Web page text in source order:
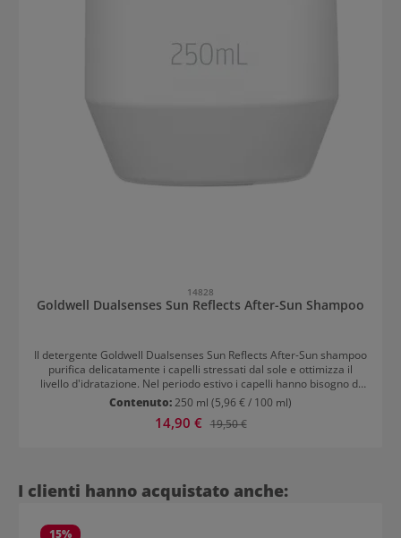
14828
Goldwell Dualsenses Sun Reflects After-Sun Shampoo
Il detergente Goldwell Dualsenses Sun Reflects After-Sun shampoo
purifica delicatamente i capelli stressati dal sole e ottimizza il
livello d'idratazione. Nel periodo estivo i capelli hanno bisogno di
tanto nutrimento e di un’idratazione extra per mantenere la loro
morbidezza e vitalità. Il purificante doposole di Goldwell è
arricchito con una formula all‘avanguardia che contiene il
vitale.
Contenuto:250 ml (5,96 € / 100 ml)
Prezzo di vendita:
14,90 € Prezzo normale:
19,50 €
Salta la galleria dei prodotti
I clienti hanno acquistato anche:
15%